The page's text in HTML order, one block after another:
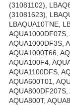
(31081102),
(31081623),
LBAQUA10TNE,
AQUA1000DF07S,
AQUA1000DF3S,
AQUA1000T66,
AQUA100F4,
AQUA1100DFS,
AQUA600T01,
AQUA800DF207S,
AQUA800T,